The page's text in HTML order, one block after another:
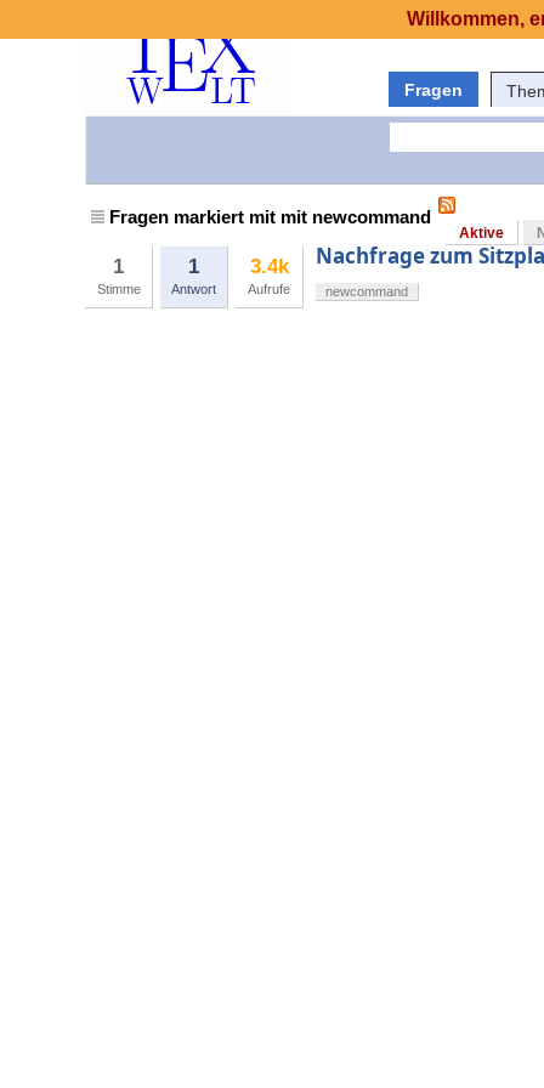
Fragen
Fragen markiert mit mit newcommand
Aktive
1
Stimme
1
Antwort
3.4k
Aufrufe
Nachfrage zum
newcommand
Willkommen,